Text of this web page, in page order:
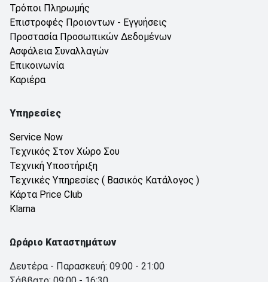
Τρόποι Πληρωμής
Επιστροφές Προιοντων - Εγγυήσεις
Προστασία Προσωπικών Δεδομένων
Ασφάλεια Συναλλαγών
Επικοινωνία
Καριέρα
Υπηρεσίες
Service Now
Τεχνικός Στον Χώρο Σου
Τεχνική Υποστήριξη
Τεχνικές Υπηρεσίες ( Βασικός Κατάλογος )
Κάρτα Price Club
Klarna
Ωράριο Καταστημάτων
Δευτέρα - Παρασκευή: 09:00 - 21:00